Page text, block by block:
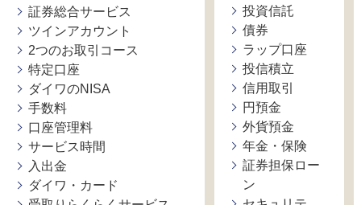
証券総合サービス
ツインアカウント
2つのお取引コース
特定口座
ダイワのNISA
手数料
口座管理料
サービス時間
入出金
ダイワ・カード
投資信託
債券
ラップ口座
投信積立
信用取引
円預金
外貨預金
年金・保険
証券担保ロー
ン